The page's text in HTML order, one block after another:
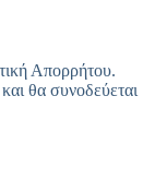
Απορρήτου.
θα συνοδεύεται